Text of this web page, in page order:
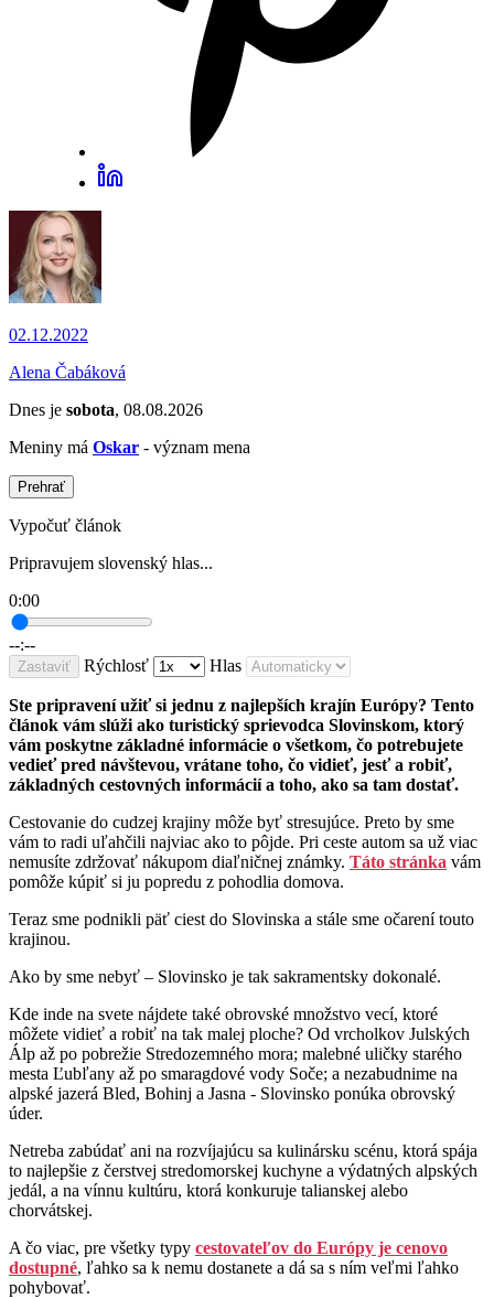
02.12.2022
Alena Čabáková
Dnes je sobota, 08.08.2026
Meniny má Oskar - význam mena
Prehrať
Vypočuť článok
Pripravujem slovenský hlas...
0:00
--:--
Zastaviť Rýchlosť Hlas
Ste pripravení užiť si jednu z najlepších krajín Európy? Tento
článok vám slúži ako turistický sprievodca Slovinskom, ktorý
vám poskytne základné informácie o všetkom, čo potrebujete
vedieť pred návštevou, vrátane toho, čo vidieť, jesť a robiť,
základných cestovných informácií a toho, ako sa tam dostať.
Cestovanie do cudzej krajiny môže byť stresujúce. Preto by sme
vám to radi uľahčili najviac ako to pôjde. Pri ceste autom sa už viac
nemusíte zdržovať nákupom diaľničnej známky. Táto stránka vám
pomôže kúpiť si ju popredu z pohodlia domova.
Teraz sme podnikli päť ciest do Slovinska a stále sme očarení touto
krajinou.
Ako by sme nebyť – Slovinsko je tak sakramentsky dokonalé.
Kde inde na svete nájdete také obrovské množstvo vecí, ktoré
môžete vidieť a robiť na tak malej ploche? Od vrcholkov Julských
Álp až po pobrežie Stredozemného mora; malebné uličky starého
mesta Ľubľany až po smaragdové vody Soče; a nezabudnime na
alpské jazerá Bled, Bohinj a Jasna - Slovinsko ponúka obrovský
úder.
Netreba zabúdať ani na rozvíjajúcu sa kulinársku scénu, ktorá spája
to najlepšie z čerstvej stredomorskej kuchyne a výdatných alpských
jedál, a na vínnu kultúru, ktorá konkuruje talianskej alebo
chorvátskej.
A čo viac, pre všetky typy cestovateľov do Európy je cenovo
dostupné, ľahko sa k nemu dostanete a dá sa s ním veľmi ľahko
pohybovať.